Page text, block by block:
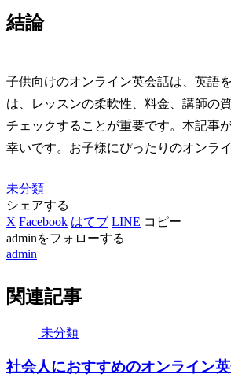
結論
子供向けのオンライン英会話は、英語
は、レッスンの柔軟性、料金、講師の
チェックすることが重要です。本記事
幸いです。お子様にぴったりのオンラ
未分類
シェアする
X Facebook はてブ LINE コピー
adminをフォローする
admin
関連記事
未分類
社会人におすすめのオンライン